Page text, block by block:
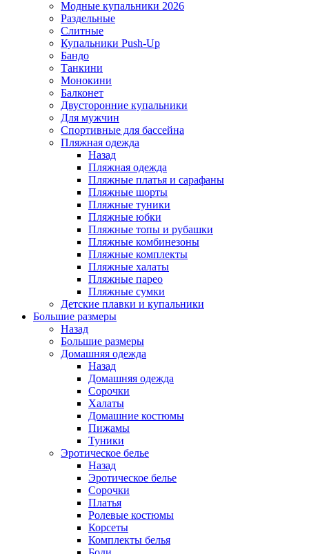
Модные купальники 2026
Раздельные
Слитные
Купальники Push-Up
Бандо
Танкини
Монокини
Балконет
Двусторонние купальники
Для мужчин
Спортивные для бассейна
Пляжная одежда
Назад
Пляжная одежда
Пляжные платья и сарафаны
Пляжные шорты
Пляжные туники
Пляжные юбки
Пляжные топы и рубашки
Пляжные комбинезоны
Пляжные комплекты
Пляжные халаты
Пляжные парео
Пляжные сумки
Детские плавки и купальники
Большие размеры
Назад
Большие размеры
Домашняя одежда
Назад
Домашняя одежда
Сорочки
Халаты
Домашние костюмы
Пижамы
Туники
Эротическое белье
Назад
Эротическое белье
Сорочки
Платья
Ролевые костюмы
Корсеты
Комплекты белья